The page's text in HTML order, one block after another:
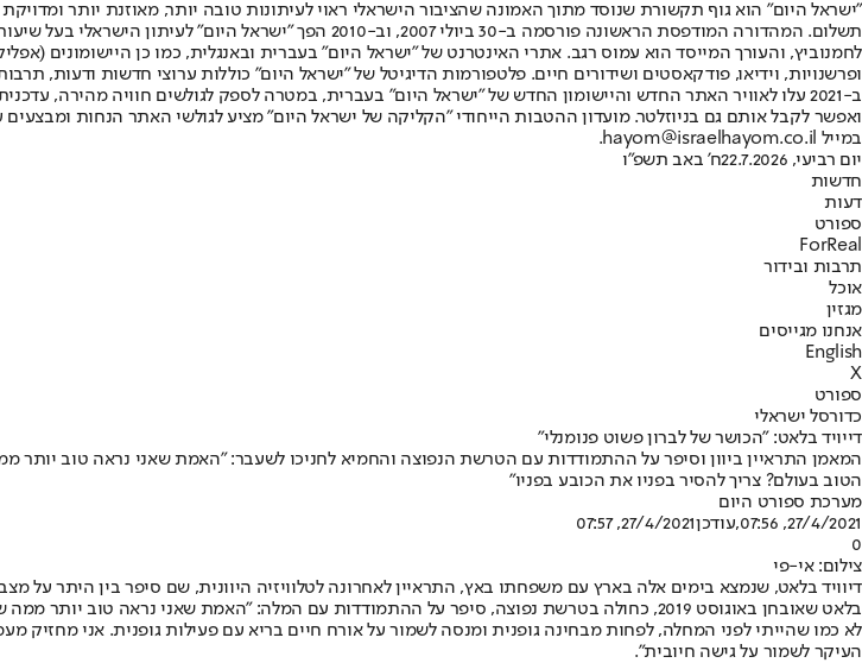
"ישראל היום" הוא גוף תקשורת שנוסד מתוך האמונה שהציבור הישראלי ראוי לעיתונות טובה יותר, מאוזנת יותר
תשלום. המהדורה המודפסת הראשונה פורסמה ב-30 ביולי 2007, וב-
ופרשנויות, וידיאו, פודקאסטים ושידורים חיים. פלטפורמות הדיגיטל של "ישראל היום" כוללות ערוצי חדשות ודעות,
ב-2021 עלו לאוויר האתר החדש והיישומון החדש של "ישראל היום" בעברית, במטרה לספק לגולשים חוויה מהירה,
ואפשר לקבל אותם גם בניוזלטר. מועדון ההטבות הייחודי "הקליקה של ישראל היום" מציע לגולשי האתר הנחות
במייל hayom@israelhayom.co.il.
יום רביעי, 22.7.2026
ח' באב תשפ"ו
חדשות
דעות
ספורט
ForReal
תרבות ובידור
אוכל
מגזין
אנחנו מגייסים
English
X
ספורט
כדורסל ישראלי
דייויד בלאט: "הכושר של לברון פשוט פנומנלי"
המאמן התראיין ביוון וסיפר על ההתמודדות עם הטרשת הנפוצה והחמיא לחניכו לשעבר: "האמת שאני נראה טוב
הטוב בעולם? צריך להסיר בפניו את הכובע בפניו"
מערכת ספורט היום
27/4/2021, 07:56
,עודכן27/4/2021, 07:57
0
צילום: אי-פי
דיוויד בלאט, שנמצא בימים אלה בארץ עם משפחתו באץ, התראיין לאחרונה לטלוויזיה היוונית, שם סיפר בין היתר על
בלאט שאובחן באוגוסט 2019, כחולה בטרשת נפוצה, סיפר על ההתמודדות עם המלה: "האמת שאני נראה
לא כמו שהייתי לפני המחלה, לפחות מבחינה גופנית ומנסה לשמור על אורח חיים בריא עם פעילות גופנית. אני מחזיק
העיקר לשמור על גישה חיובית".